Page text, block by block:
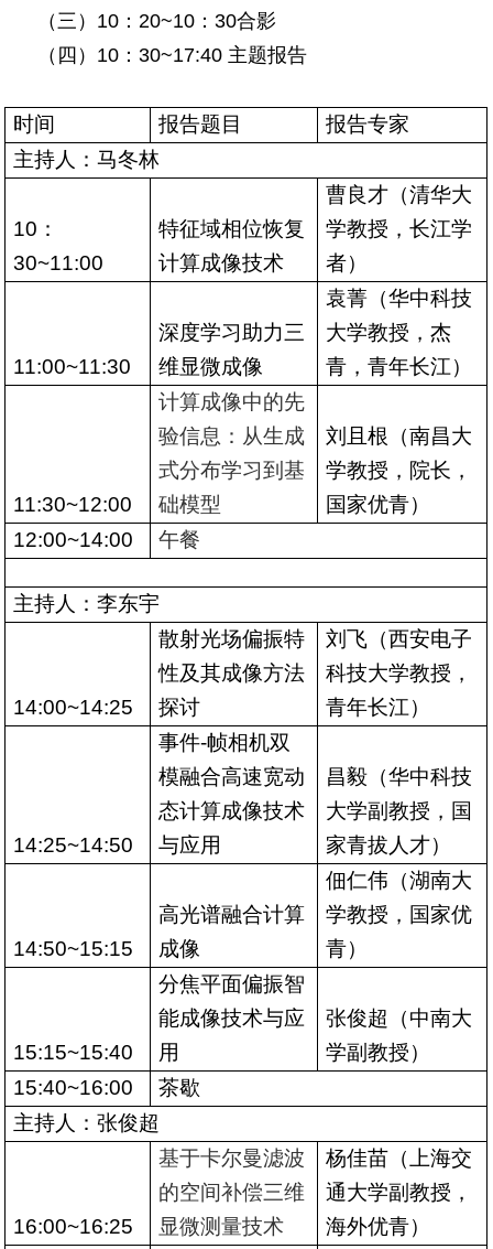
（三）10：20~10：30合影
（四）10：30~17:40 主题报告
时间 报告题目
报告专家
主持人：马冬林
10 ：
30~11:00
特征域相位恢复
计算成像技术
曹良才（清华大
学教授，长江学
者）
11:00~11:30
深度学习助力三
维显微成像
袁菁（华中科技
大学教授，杰
青，青年长江）
11:30~12:00
计算成像中的先
验信息：从生成
式分布学习到基
础模型
刘且根（南昌大
学教授，院长，
国家优青）
12:00~14:00
午餐
主持人：李东宇
14:00~14:25
散射光场偏振特
性及其成像方法
探讨
刘飞（西安电子
科技大学教授，
青年长江）
14:25~14:50
事件-帧相机双
模融合高速宽动
态计算成像技术
与应用
昌毅（华中科技
大学副教授，国
家青拔人才）
14:50~15:15
高光谱融合计算
成像
佃仁伟（湖南大
学教授，国家优
青）
15:15~15:40
分焦平面偏振智
能成像技术与应
用
张俊超（中南大
学副教授）
15:40~16:00
茶歇
主持人：张俊超
16:00~16:25
基于卡尔曼滤波
的空间补偿三维
显微测量技术
杨佳苗（上海交
通大学副教授，
海外优青）